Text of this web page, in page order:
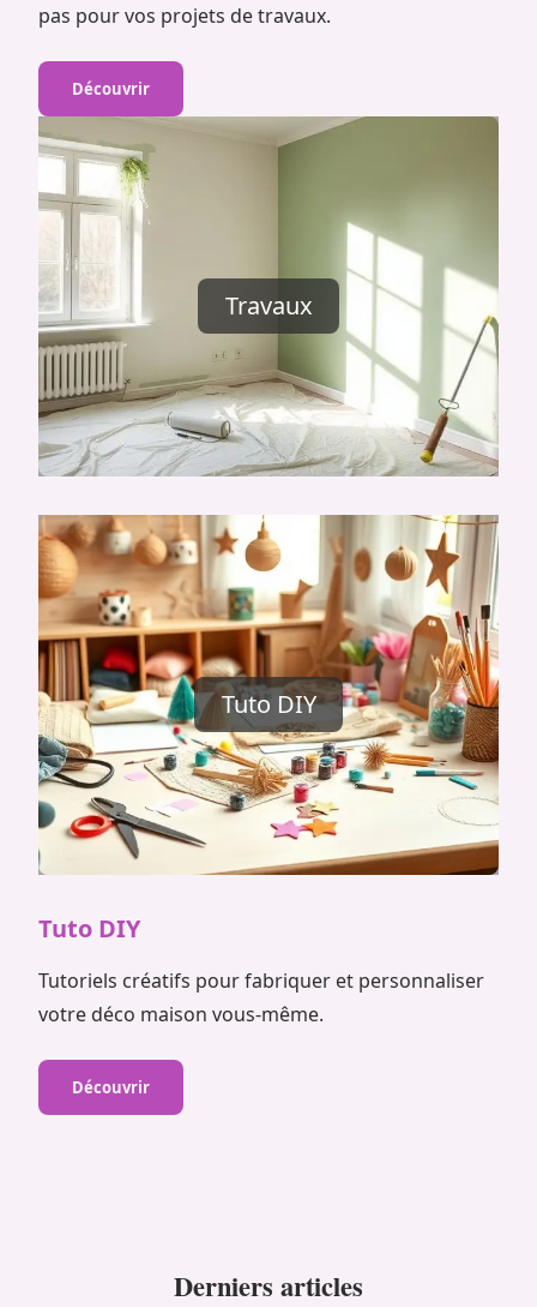
pas pour vos projets de travaux.
Découvrir
Travaux
Tuto DIY
Tuto DIY
Tutoriels créatifs pour fabriquer et personnaliser
votre déco maison vous-même.
Découvrir
Derniers articles